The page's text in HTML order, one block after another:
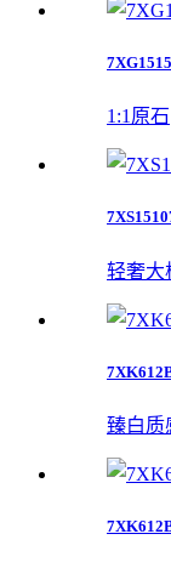
1:1原石
轻奢大
臻白质